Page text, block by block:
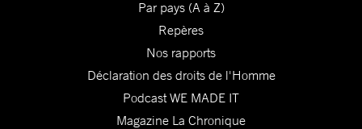
Par pays (A à Z)
Repères
Nos rapports
Déclaration des droits de l'Homme
Podcast WE MADE IT
Magazine La Chronique